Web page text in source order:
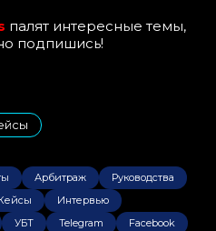
палят интересные темы,
подпишись!
Арбитраж
Руководства
Интервью
УБТ Telegram
Facebook